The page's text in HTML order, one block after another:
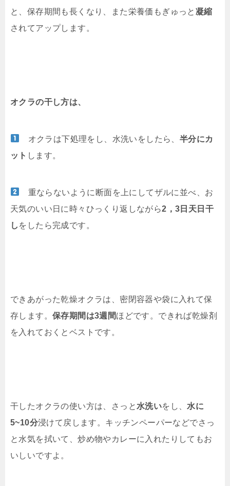
と、保存期間も長くなり、また栄養価もぎゅっと 凝縮
されてアップします。
オクラの干し方は、
オクラは下処理をし、水洗いをしたら、 半分にカ
ット します。
重ならないように断面を上にしてザルに並べ、お
天気のいい日に時々ひっくり返しながら2，3日天日干
し をしたら完成です。
できあがった乾燥オクラは、密閉容器や袋に入れて保
存します。 保存期間は3週間ほどです。できれば乾燥剤
を入れておくとベストです。
干したオクラの使い方は、さっと 水洗いをし、 水に
5~10分浸けて戻します。キッチンペーパーなどでさっ
と水気を拭いて、炒め物やカレーに入れたりしてもお
いしいですよ。